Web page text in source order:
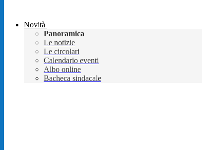
Novità
Panoramica
Le notizie
Le circolari
Calendario eventi
Albo online
Bacheca sindacale